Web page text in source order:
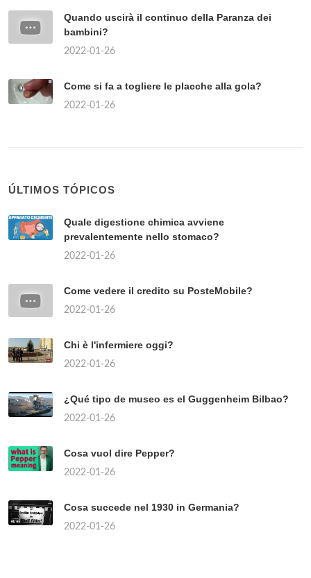
Quando uscirà il continuo della Paranza dei
bambini?
2022-01-26
Come si fa a togliere le placche alla gola?
2022-01-26
ÚLTIMOS TÓPICOS
Quale digestione chimica avviene
prevalentemente nello stomaco?
2022-01-26
Come vedere il credito su PosteMobile?
2022-01-26
Chi è l'infermiere oggi?
2022-01-26
¿Qué tipo de museo es el Guggenheim Bilbao?
2022-01-26
Cosa vuol dire Pepper?
2022-01-26
Cosa succede nel 1930 in Germania?
2022-01-26